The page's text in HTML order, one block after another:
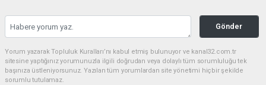
Gönder
Yorum yazarak Topluluk Kuralları’nı kabul etmiş bulunuyor ve kanal32.com.tr
sitesine yaptığınız yorumunuzla ilgili doğrudan veya dolaylı tüm sorumluluğu tek
başınıza üstleniyorsunuz. Yazılan tüm yorumlardan site yönetimi hiçbir şekilde
sorumlu tutulamaz.